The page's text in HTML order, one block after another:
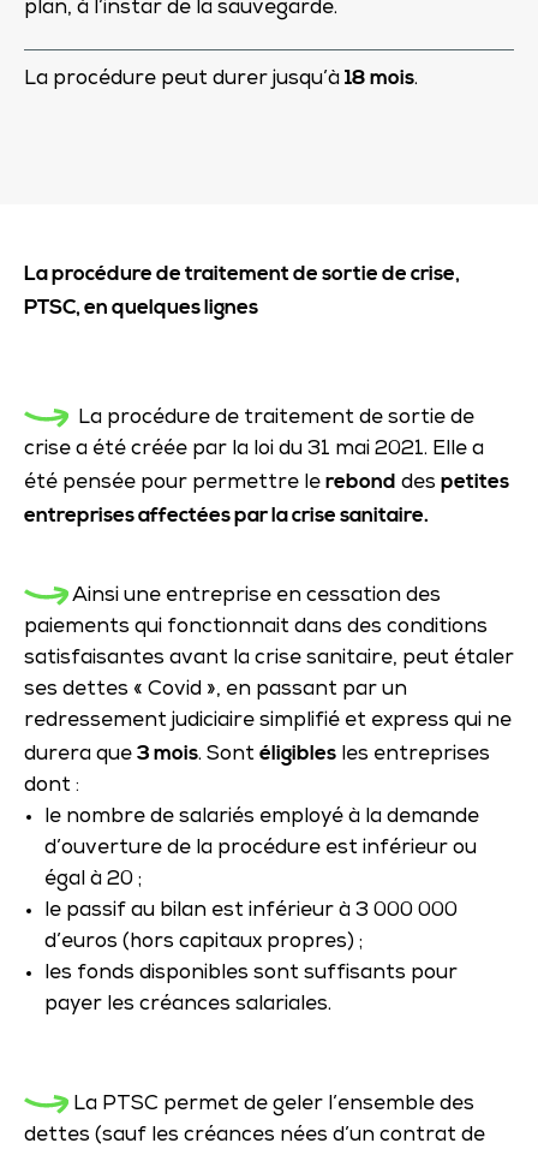
plan, à l’instar de la sauvegarde.
La procédure peut durer jusqu’à 18 mois.
La procédure de traitement de sortie de crise,
PTSC, en quelques lignes
La procédure de traitement de sortie de
crise a été créée par la loi du 31 mai 2021. Elle a
été pensée pour permettre le rebond des petites
entreprises affectées par la crise sanitaire.
Ainsi une entreprise en cessation des
paiements qui fonctionnait dans des conditions
satisfaisantes avant la crise sanitaire, peut étaler
ses dettes « Covid », en passant par un
redressement judiciaire simplifié et express qui ne
durera que 3 mois. Sont éligibles les entreprises
dont :
le nombre de salariés employé à la demande
d’ouverture de la procédure est inférieur ou
égal à 20 ;
le passif au bilan est inférieur à 3 000 000
d’euros (hors capitaux propres) ;
les fonds disponibles sont suffisants pour
payer les créances salariales.
La PTSC permet de geler l’ensemble des
dettes (sauf les créances nées d’un contrat de